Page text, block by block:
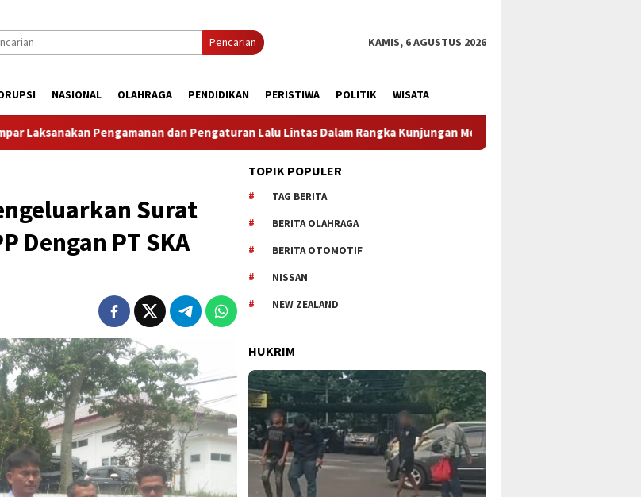
Pencarian KAMIS, 6 AGUSTUS 2026
NASIONAL OLAHRAGA PENDIDIKAN PERISTIWA POLITIK WISATA
Pengaturan Lalu Lintas Dalam Rangka Kunjungan Menteri Pertahanan RI Profesionalisme Prajurit Jadi
Surat
Dengan PT SKA
TOPIK POPULER
TAG BERITA
BERITA OLAHRAGA
BERITA OTOMOTIF
NISSAN
NEW ZEALAND
HUKRIM